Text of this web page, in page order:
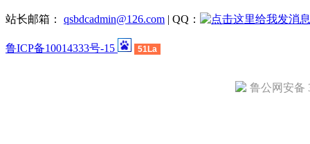
站长邮箱： qsbdcadmin@126.com | QQ：
鲁ICP备10014333号-15 51La
鲁公网安备